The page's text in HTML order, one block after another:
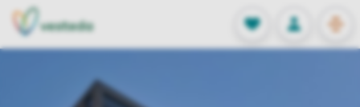
FAVORIETEN
Opgeslagen
INLOGGEN
NL
EN